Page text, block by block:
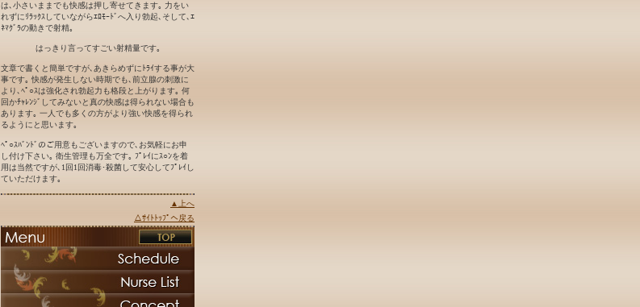
は､小さいままでも快感は押し寄せてきます｡ 力をい
れずにﾘﾗｯｸｽしていながらｴﾛﾓｰﾄﾞへ入り勃起､そして､ｴ
ﾈﾏｸﾞﾗの動きで射精｡
はっきり言ってすごい射精量です｡
文章で書くと簡単ですが､あきらめずにﾄﾗｲする事が大
事です｡ 快感が発生しない時期でも､前立腺の刺激に
より､ﾍﾟ○ｽは強化され勃起力も格段と上がります｡ 何
回かﾁｬﾚﾝｼﾞしてみないと真の快感は得られない場合も
あります｡ 一人でも多くの方がより強い快感を得られ
るようにと思います｡
ﾍﾟ○ｽﾊﾞﾝﾄﾞのご用意もございますので､お気軽にお申
し付け下さい｡ 衛生管理も万全です｡ ﾌﾟﾚｲにｽ○ﾝを着
用は当然ですが､1回1回消毒･殺菌して安心してﾌﾟﾚｲし
ていただけます｡
▲上へ
△ｻｲﾄﾄｯﾌﾟへ戻る